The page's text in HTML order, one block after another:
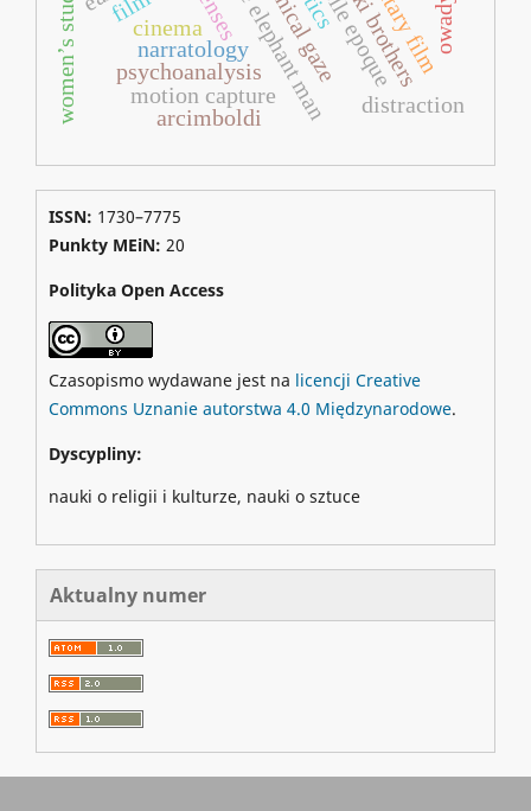
cinema clinical gaze
the elephant man
narratology
psychoanalysis
motion capture
women’s studies belle epoque owady
arcimboldi
distraction
ISSN: 1730–7775
Punkty MEiN: 20
Polityka Open Access
Czasopismo wydawane jest na licencji Creative
Commons Uznanie autorstwa 4.0 Międzynarodowe.
Dyscypliny:
nauki o religii i kulturze, nauki o sztuce
Aktualny numer